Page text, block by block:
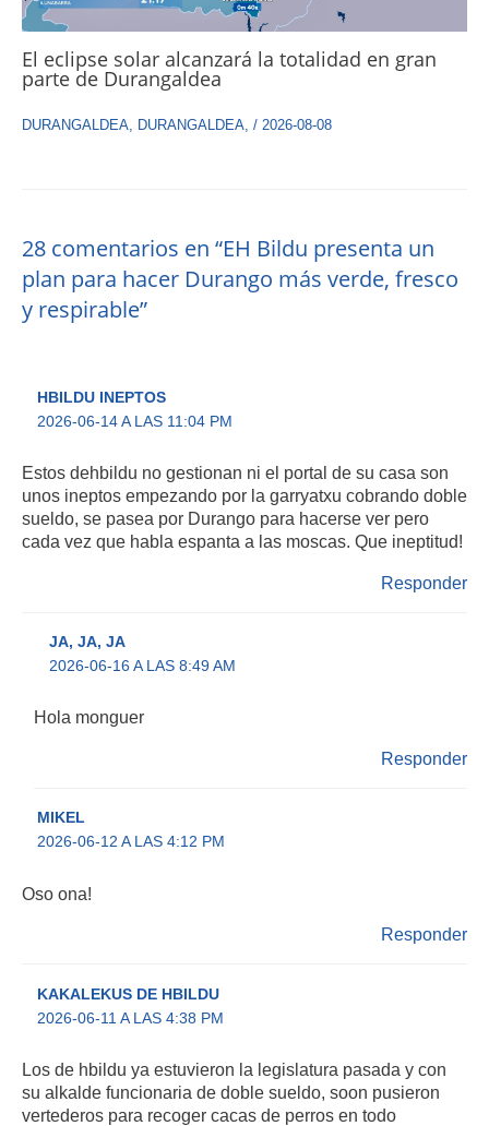
El eclipse solar alcanzará la totalidad en gran
parte de Durangaldea
DURANGALDEA DURANGALDEA / 2026-08-08
28 comentarios en “EH Bildu presenta un
plan para hacer Durango más verde, fresco
y respirable”
HBILDU INEPTOS
2026-06-14 A LAS 11:04 PM
Estos dehbildu no gestionan ni el portal de su casa son
unos ineptos empezando por la garryatxu cobrando doble
sueldo, se pasea por Durango para hacerse ver pero
cada vez que habla espanta a las moscas. Que ineptitud!
Responder
JA, JA, JA
2026-06-16 A LAS 8:49 AM
Hola monguer
Responder
MIKEL
2026-06-12 A LAS 4:12 PM
Oso ona!
Responder
KAKALEKUS DE HBILDU
2026-06-11 A LAS 4:38 PM
Los de hbildu ya estuvieron la legislatura pasada y con
su alkalde funcionaria de doble sueldo, soon pusieron
vertederos para recoger cacas de perros en todo